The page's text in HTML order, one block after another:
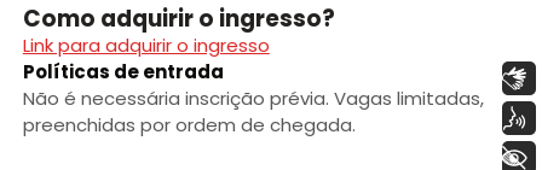
Como adquirir o ingresso?
Link para adquirir o ingresso
Políticas de entrada
Não é necessária inscrição prévia. Vagas limitadas,
preenchidas por ordem de chegada.